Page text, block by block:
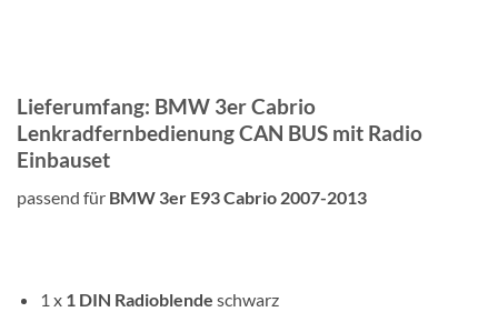
Lieferumfang: BMW 3er Cabrio
Lenkradfernbedienung CAN BUS mit Radio
Einbauset
passend für BMW 3er E93 Cabrio 2007-2013
1 x 1 DIN Radioblende schwarz